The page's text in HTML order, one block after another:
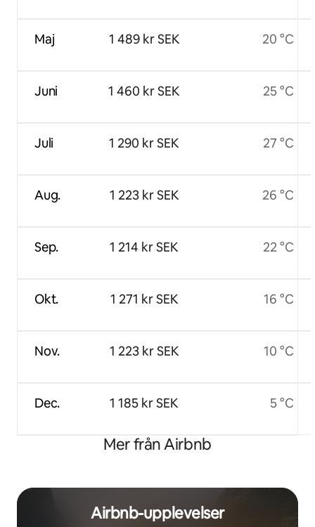
Maj
Juni
Juli
Aug.
Sep.
Okt.
Nov.
Dec.
1 489 kr SEK
1 460 kr SEK
1 290 kr SEK
1 223 kr SEK
1 214 kr SEK
1 271 kr SEK
1 223 kr SEK
1 185 kr SEK
20 °C
25 °C
27 °C
26 °C
22 °C
16 °C
10 °C
5 °C
Mer från Airbnb
Airbnb-upplevelser